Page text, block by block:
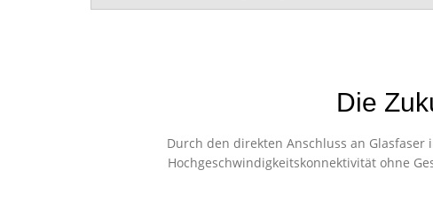
Die
Durch den direkten Anschluss an
Hochgeschwindigkeitskonnektivität ohne